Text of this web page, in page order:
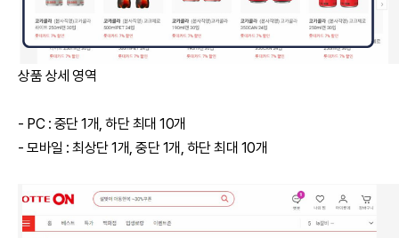
상품 상세 영역
- PC : 중단 1개, 하단 최대 10개
- 모바일 : 최상단 1개, 중단 1개, 하단 최대 10개